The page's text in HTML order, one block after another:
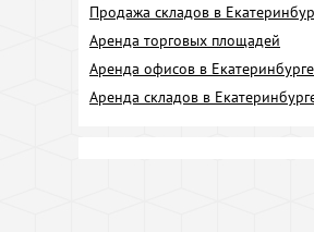
Продажа складов в
Аренда торговых площадей
Аренда офисов в Екатеринбурге
Аренда складов в